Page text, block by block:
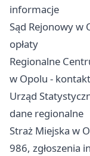
informacje
Sąd Rejonowy w
opłaty
Regionalne
w Opolu -
Urząd
dane regionalne
Straż Miejska w
986, zgłoszenia